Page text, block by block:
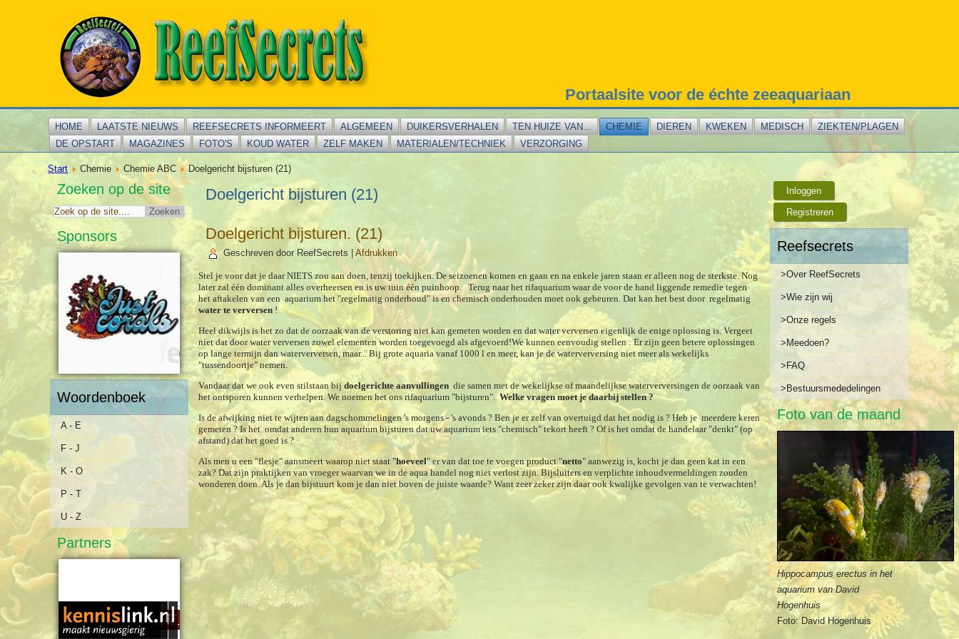
Portaalsite voor de échte zeeaquariaan
HOME LAATSTE NIEUWS REEFSECRETS INFORMEERT ALGEMEEN DUIKERSVERHALEN TEN HUIZE VAN... CHEMIE DIEREN KWEKEN MEDISCH
ZIEKTEN/PLAGEN
DE OPSTART
MAGAZINES FOTO'S KOUD WATER ZELF MAKEN MATERIALEN/TECHNIEK VERZORGING
Start Chemie Chemie ABC Doelgericht bijsturen (21)
Zoeken op de site
Sponsors
Woordenboek
A - E
F - J
K - O
P - T
U - Z
Partners
Doelgericht bijsturen (21)
Doelgericht bijsturen. (21)
Geschreven door ReefSecrets |Afdrukken
Stel je voor dat je daar NIETS zou aan doen, tenzij toekijken. De seizoenen komen en gaan en na enkele jaren staan er alleen nog de sterkste. Nog
later zal één dominant alles overheersen en is uw tuin één puinhoop. Terug naar het rifaquarium waar de voor de hand liggende remedie tegen
het aftakelen van een aquarium het "regelmatig onderhoud" is en chemisch onderhouden moet ook gebeuren. Dat kan het best door regelmatig
water te verversen !
Heel dikwijls is het zo dat de oorzaak van de verstoring niet kan gemeten worden en dat water verversen eigenlijk de enige oplossing is. Vergeet
niet dat door water verversen zowel elementen worden toegevoegd als afgevoerd!We kunnen eenvoudig stellen : Er zijn geen betere oplossingen
op lange termijn dan waterverversen, maar... Bij grote aquaria vanaf 1000 l en meer, kan je de waterverversing niet meer als wekelijks
"tussendoortje" nemen.
Vandaar dat we ook even stilstaan bijdoelgerichte aanvullingen die samen met de wekelijkse of maandelijkse waterverversingen de oorzaak van
het ontsporen kunnen verhelpen. We noemen het ons rifaquarium "bijsturen".Welke vragen moet je daarbij stellen ?
Is de afwijking niet te wijten aan dagschommelingen 's morgens - 's avonds ? Ben je er zelf van overtuigd dat het nodig is ? Heb je meerdere keren
gemeten ? Is het omdat anderen hun aquarium bijsturen dat uw aquarium iets "chemisch" tekort heeft ? Of is het omdat de handelaar "denkt" (op
afstand) dat het goed is ?
Als men u een "flesje" aansmeert waarop niet staat "hoeveel" er van dat toe te voegen product "netto" aanwezig is, kocht je dan geen kat in een
zak? Dat zijn praktijken van vroeger waarvan we in de aqua handel nog niet verlost zijn. Bijsluiters en verplichte inhoudvermeldingen zouden
wonderen doen. Als je dan bijstuurt kom je dan niet boven de juiste waarde? Want zeer zeker zijn daar ook kwalijke gevolgen van te verwachten!
Inloggen
Registreren
Reefsecrets
>Over ReefSecrets
>Wie zijn wij
>Onze regels
>Meedoen?
>FAQ
>Bestuursmededelingen
Foto van de maand
Hippocampus erectus in het
aquarium van David
Hogenhuis
Foto: David Hogenhuis